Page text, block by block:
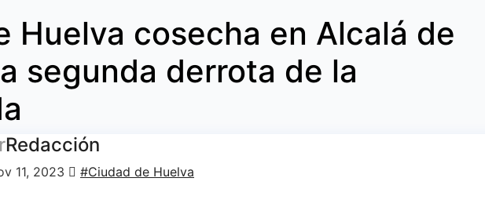
Huelva cosecha en Alcalá de
segunda derrota de la
Redacción
11, 2023 #Ciudad de Huelva